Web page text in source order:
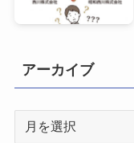
アーカイブ